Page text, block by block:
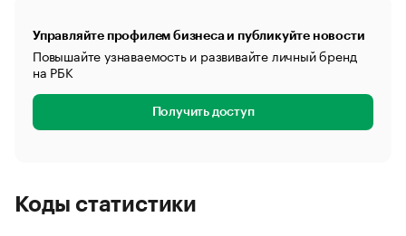
Управляйте профилем бизнеса и публикуйте новости
Повышайте узнаваемость и развивайте личный бренд
на РБК
Получить доступ
Коды статистики